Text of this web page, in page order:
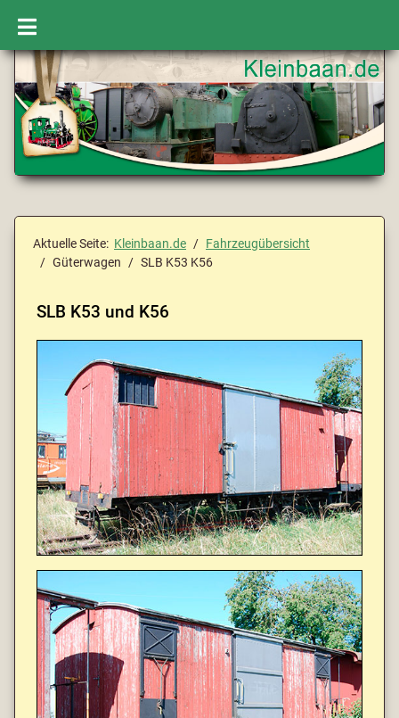
Aktuelle Seite: Kleinbaan.de
Fahrzeugübersicht
Güterwagen
SLB K53 K56
SLB K53 und K56